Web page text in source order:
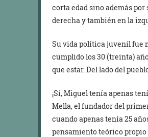
corta edad sino además
derecha y también en la
Su vida política juvenil fue
cumplido los 30 (treinta)
que estar. Del lado del
¡Sí, Miguel tenía apenas
Mella, el fundador del
cuando apenas tenía 25
pensamiento teórico